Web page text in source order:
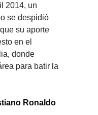
2014, un
se despidió
su aporte
en el
donde
para batir la
Ronaldo